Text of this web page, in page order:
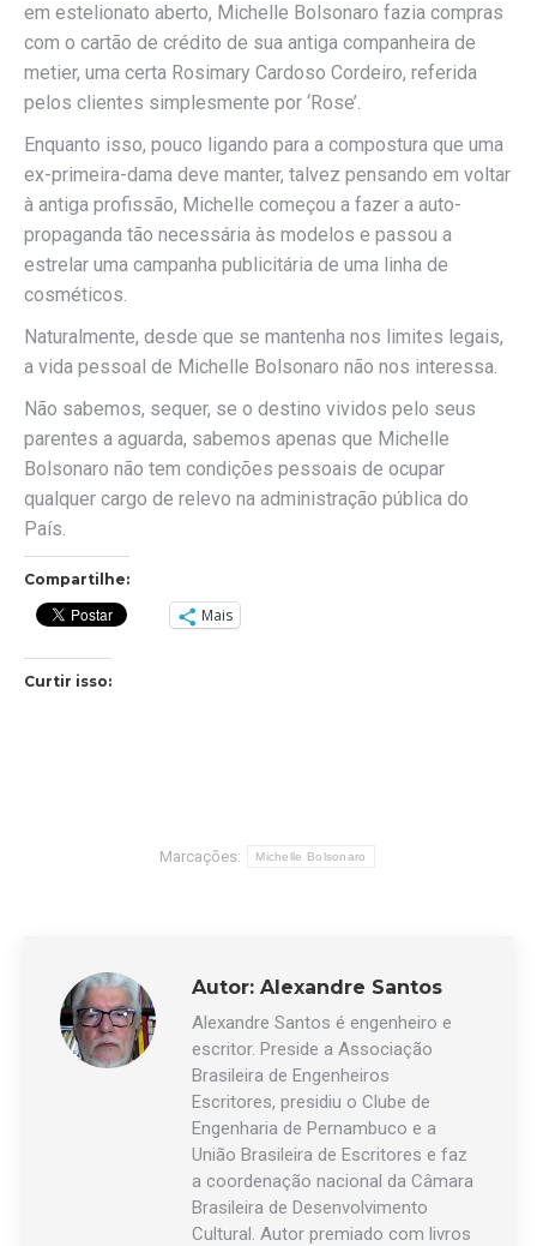
em estelionato aberto, Michelle Bolsonaro fazia compras
com o cartão de crédito de sua antiga companheira de
metier, uma certa Rosimary Cardoso Cordeiro, referida
pelos clientes simplesmente por ‘Rose’.
Enquanto isso, pouco ligando para a compostura que uma
ex-primeira-dama deve manter, talvez pensando em voltar
à antiga profissão, Michelle começou a fazer a auto-
propaganda tão necessária às modelos e passou a
estrelar uma campanha publicitária de uma linha de
cosméticos.
Naturalmente, desde que se mantenha nos limites legais,
a vida pessoal de Michelle Bolsonaro não nos interessa.
Não sabemos, sequer, se o destino vividos pelo seus
parentes a aguarda, sabemos apenas que Michelle
Bolsonaro não tem condições pessoais de ocupar
qualquer cargo de relevo na administração pública do
País.
Compartilhe:
Mais
Curtir isso:
Marcações: Michelle Bolsonaro
Autor: Alexandre Santos
Alexandre Santos é engenheiro e
escritor. Preside a Associação
Brasileira de Engenheiros
Escritores, presidiu o Clube de
Engenharia de Pernambuco e a
União Brasileira de Escritores e faz
a coordenação nacional da Câmara
Brasileira de Desenvolvimento
Cultural. Autor premiado com livros